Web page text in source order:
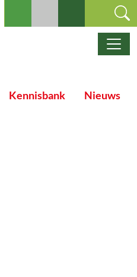
Kennisbank Nieuws